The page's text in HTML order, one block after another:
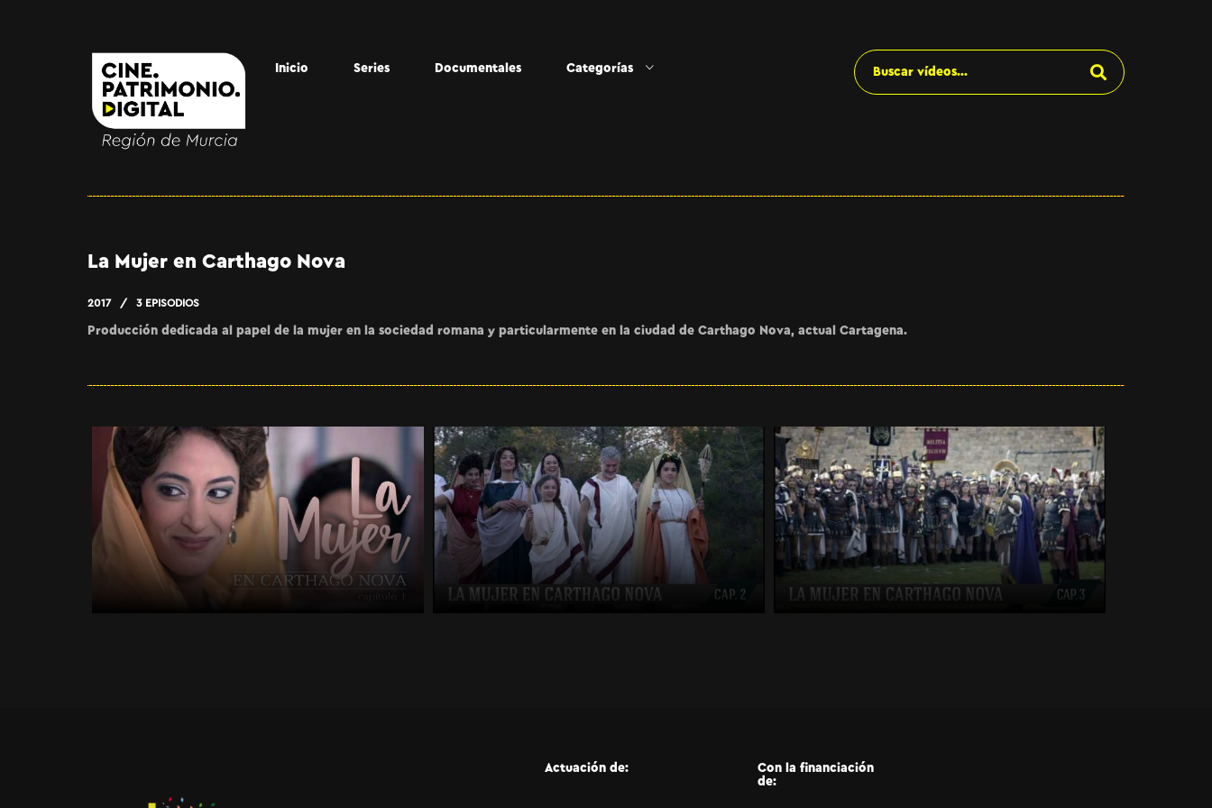
Inicio Series Documentales Categorías
La Mujer en Carthago Nova
2017 3 EPISODIOS
Producción dedicada al papel de la mujer en la sociedad romana y particularmente en la ciudad de Carthago Nova, actual Cartagena.
Actuación de:
Con la financiación
de: